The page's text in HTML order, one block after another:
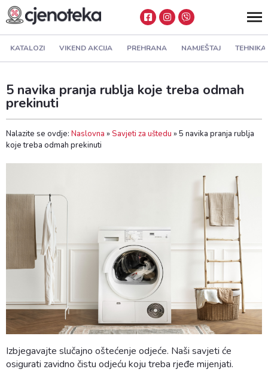
KATALOZI VIKEND AKCIJA PREHRANA NAMJEŠTAJ TEHNIKA
5 navika pranja rublja koje treba odmah
prekinuti
Nalazite se ovdje: Naslovna » Savjeti za uštedu » 5 navika pranja rublja
koje treba odmah prekinuti
Izbjegavajte slučajno oštećenje odjeće. Naši savjeti će
osigurati zavidno čistu odjeću koju treba rjeđe mijenjati.